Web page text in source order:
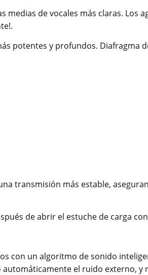
medias de vocales más claras. Los
potentes y profundos. Diafragma
transmisión más estable,
de abrir el estuche de carga
con un algoritmo de sonido
el ruido externo, y